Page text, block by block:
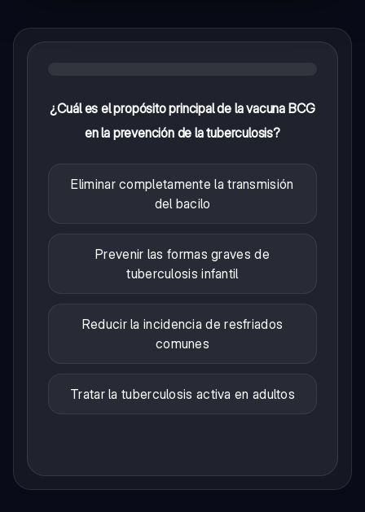
¿Cuál es el propósito principal de la vacuna BCG
en la prevención de la tuberculosis?
Eliminar completamente la transmisión
del bacilo
Prevenir las formas graves de
tuberculosis infantil
Reducir la incidencia de resfriados
comunes
Tratar la tuberculosis activa en adultos